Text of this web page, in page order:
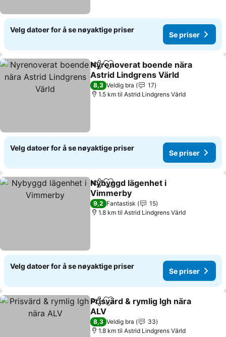
Velg datoer for å se nøyaktige priser
Se priser
Del Legg til i favoritter
Nyrenoverat boende nära
Astrid Lindgrens Värld
8,3 Veldig bra
17
1.5 km til Astrid Lindgrens Värld
Velg datoer for å se nøyaktige priser
Se priser
Del Legg til i favoritter
Nybyggd lägenhet i
Vimmerby
9,2 Fantastisk
15
1.8 km til Astrid Lindgrens Värld
Velg datoer for å se nøyaktige priser
Se priser
Del Legg til i favoritter
Prisvärd & rymlig lgh nära
ALV
8,3 Veldig bra
33
1.8 km til Astrid Lindgrens Värld